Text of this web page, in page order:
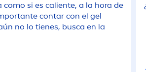
como si es caliente, a la hora de
contar con el gel
no lo tienes, busca en la